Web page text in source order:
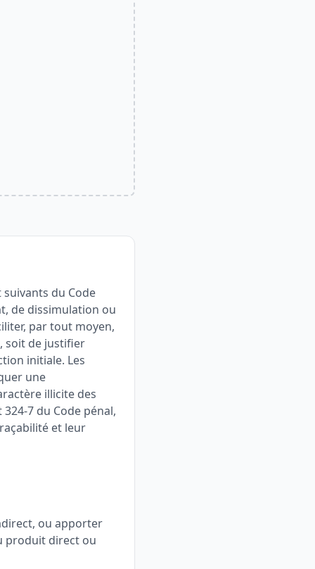
du Code
de dissimulation ou
par tout moyen,
soit de justifier
initiale. Les
une
illicite des
7 du Code pénal,
et leur
ou apporter
produit direct ou